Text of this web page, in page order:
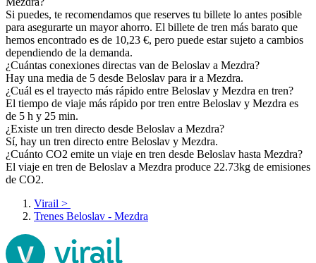
Si puedes, te recomendamos que reserves tu billete lo antes posible
para asegurarte un mayor ahorro. El billete de tren más barato que
hemos encontrado es de 10,23 €, pero puede estar sujeto a cambios
dependiendo de la demanda.
¿Cuántas conexiones directas van de Beloslav a Mezdra?
Hay una media de 5 desde Beloslav para ir a Mezdra.
¿Cuál es el trayecto más rápido entre Beloslav y Mezdra en tren?
El tiempo de viaje más rápido por tren entre Beloslav y Mezdra es
de 5 h y 25 min.
¿Existe un tren directo desde Beloslav a Mezdra?
Sí, hay un tren directo entre Beloslav y Mezdra.
¿Cuánto CO2 emite un viaje en tren desde Beloslav hasta Mezdra?
El viaje en tren de Beloslav a Mezdra produce 22.73kg de emisiones
de CO2.
Virail >
Trenes Beloslav - Mezdra